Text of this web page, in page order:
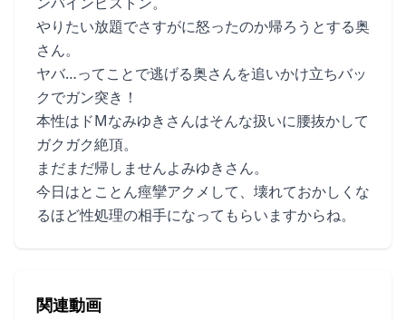
やりたい放題でさすがに怒ったのか帰ろうとする奥
さん。
ヤバ…ってことで逃げる奥さんを追いかけ立ちバッ
クでガン突き！
本性はドMなみゆきさんはそんな扱いに腰抜かして
ガクガク絶頂。
まだまだ帰しませんよみゆきさん。
今日はとことん痙攣アクメして、壊れておかしくな
るほど性処理の相手になってもらいますからね。
関連動画